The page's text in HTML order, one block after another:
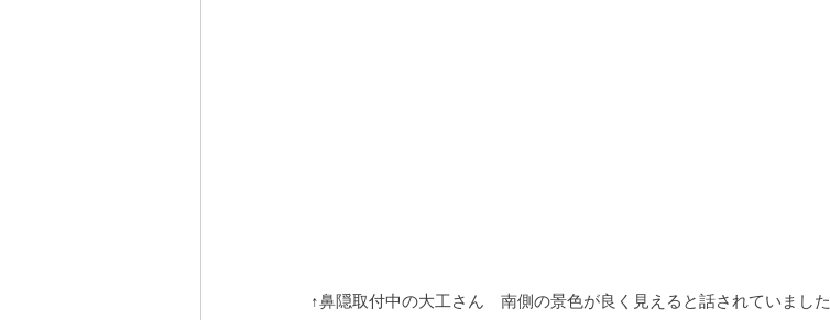
↑鼻隠取付中の大工さん　南側の景色が良く見えると話されていました